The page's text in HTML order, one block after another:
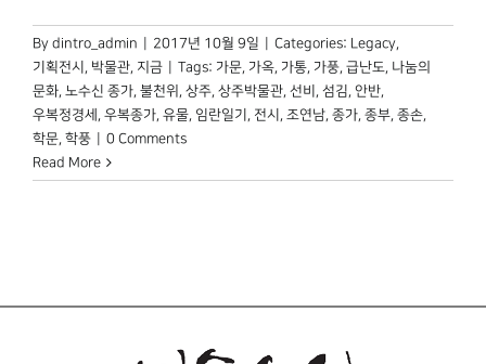
By dintro_admin 2017년 10월 9일 Categories: Legacy,
기획전시 , 박물관, 지금 Tags: 가문, 가옥, 가통, 가풍, 급난도, 나눔의
문화, 노수신 종가, 불천위 , 상주, 상주박물관, 선비 , 섬김, 안반,
우복정경세 , 우복종가, 유물, 임란일기 , 전시 , 조연남, 종가, 종부, 종손,
학문, 학풍
0 Comments
Read More